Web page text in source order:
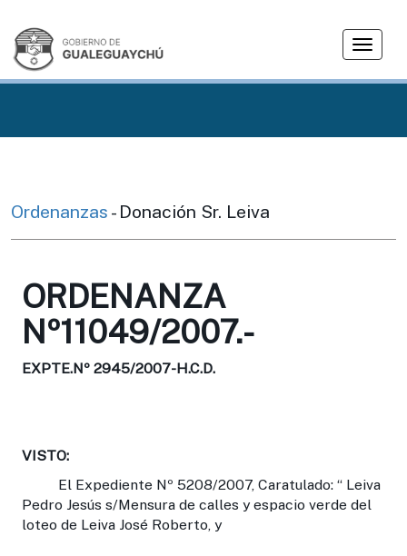
T
g
Ordenanzas - Donación Sr. Leiva
ORDENANZA
Nº11049/2007.-
EXPTE.Nº 2945/2007-H.C.D.
VISTO:
El Expediente Nº 5208/2007, Caratulado: “ Leiva
Pedro Jesús s/Mensura de calles y espacio verde del
loteo de Leiva José Roberto, y